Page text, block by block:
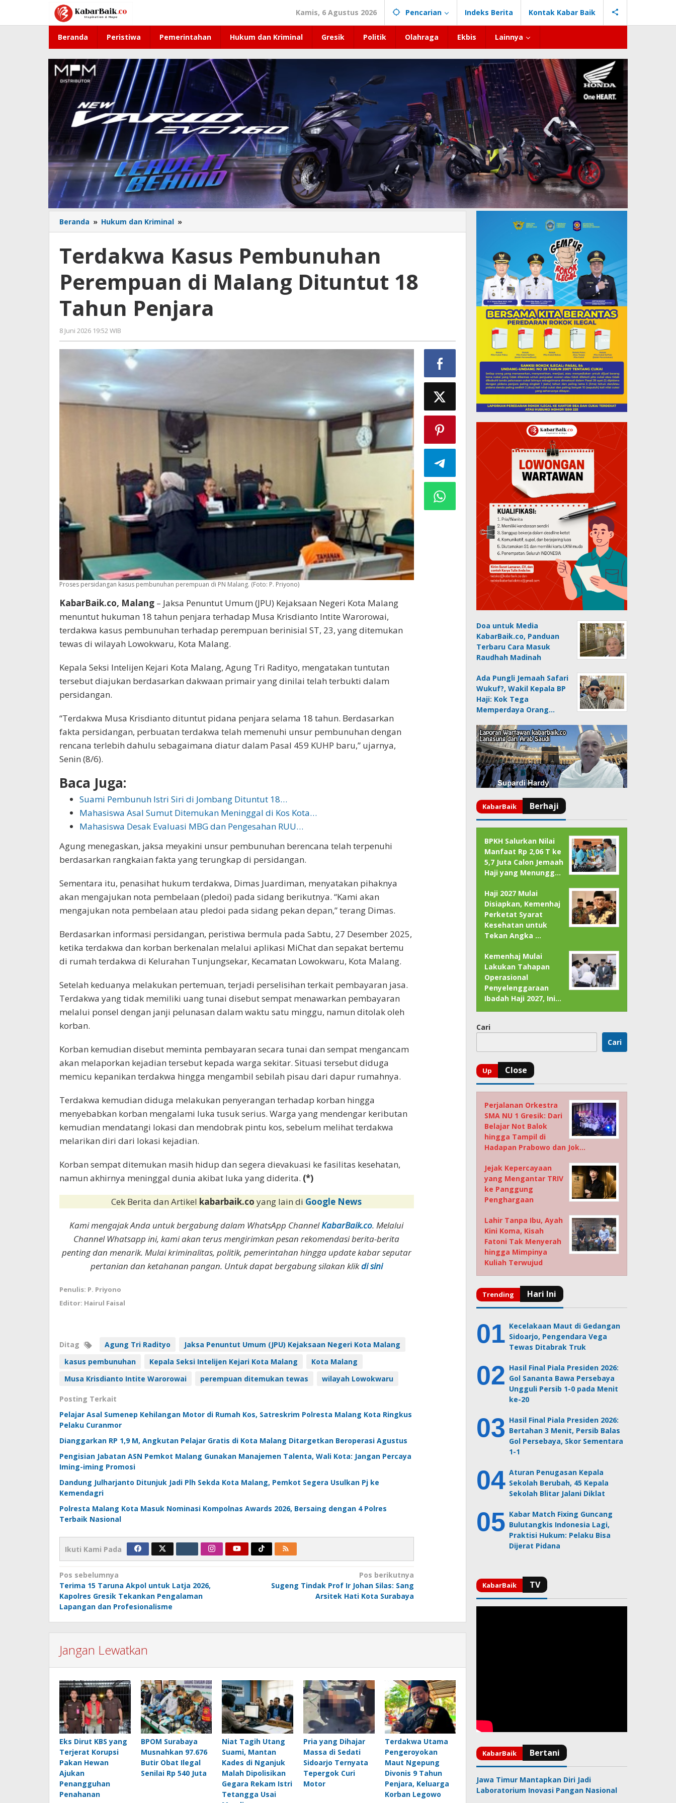
konten
Kamis, 6 Agustus 2026 Pencarian Indeks Berita Kontak Kabar Baik
Beranda Peristiwa Pemerintahan Hukum dan Kriminal Gresik Politik Olahraga Ekbis Lainnya
Beranda » Hukum dan Kriminal »
Kasus
Perempuan
di
Malang
Dituntut
Tahun
Penjara
Terdakwa Kasus Pembunuhan
Perempuan di Malang Dituntut 18
Tahun Penjara
8 Juni 2026 19:52 WIB
Faisal
Proses persidangan kasus pembunuhan perempuan di PN Malang. (Foto: P. Priyono)
KabarBaik.co, Malang – Jaksa Penuntut Umum (JPU) Kejaksaan Negeri Kota Malang
menuntut hukuman 18 tahun penjara terhadap Musa Krisdianto Intite Warorowai,
terdakwa kasus pembunuhan terhadap perempuan berinisial ST, 23, yang ditemukan
tewas di wilayah Lowokwaru, Kota Malang.
Kepala Seksi Intelijen Kejari Kota Malang, Agung Tri Radityo, mengatakan tuntutan
tersebut diajukan berdasarkan dakwaan primair yang dinilai telah terbukti dalam
persidangan.
“Terdakwa Musa Krisdianto dituntut pidana penjara selama 18 tahun. Berdasarkan
fakta persidangan, perbuatan terdakwa telah memenuhi unsur pembunuhan dengan
rencana terlebih dahulu sebagaimana diatur dalam Pasal 459 KUHP baru,” ujarnya,
Senin (8/6).
Baca Juga:
Suami Pembunuh Istri Siri di Jombang Dituntut 18…
Mahasiswa Asal Sumut Ditemukan Meninggal di Kos Kota…
Mahasiswa Desak Evaluasi MBG dan Pengesahan RUU…
Agung menegaskan, jaksa meyakini unsur pembunuhan berencana telah terpenuhi
berdasarkan rangkaian fakta yang terungkap di persidangan.
Sementara itu, penasihat hukum terdakwa, Dimas Juardiman, menyatakan pihaknya
akan mengajukan nota pembelaan (pledoi) pada sidang berikutnya. “Kami akan
mengajukan nota pembelaan atau pledoi pada sidang pekan depan,” terang Dimas.
Berdasarkan informasi persidangan, peristiwa bermula pada Sabtu, 27 Desember 2025,
ketika terdakwa dan korban berkenalan melalui aplikasi MiChat dan sepakat bertemu
di rumah terdakwa di Kelurahan Tunjungsekar, Kecamatan Lowokwaru, Kota Malang.
Setelah keduanya melakukan pertemuan, terjadi perselisihan terkait pembayaran jasa.
Terdakwa yang tidak memiliki uang tunai disebut sempat menawarkan pembayaran
melalui ponsel dengan janji pelunasan dalam waktu satu minggu, namun ditolak oleh
korban.
Korban kemudian disebut meminta pembayaran secara tunai dan sempat mengancam
akan melaporkan kejadian tersebut kepada warga sekitar. Situasi tersebut diduga
memicu kepanikan terdakwa hingga mengambil sebilah pisau dari dapur rumahnya.
Terdakwa kemudian diduga melakukan penyerangan terhadap korban hingga
menyebabkan korban mengalami luka tusuk serius. Warga yang mendengar keributan
kemudian mendatangi lokasi dan mendobrak pintu kos, sebelum melihat terdakwa
melarikan diri dari lokasi kejadian.
Korban sempat ditemukan masih hidup dan segera dievakuasi ke fasilitas kesehatan,
namun akhirnya meninggal dunia akibat luka yang diderita. (*)
Cek Berita dan Artikel kabarbaik.coyang lain di Google News
Kami mengajak Anda untuk bergabung dalam WhatsApp ChannelKabarBaik.co. Melalui
Channel Whatsapp ini, kami akan terus mengirimkan pesan rekomendasi berita-berita
penting dan menarik. Mulai kriminalitas, politik, pemerintahan hingga update kabar seputar
pertanian dan ketahanan pangan. Untuk dapat bergabung silakan klikdi sini
Penulis: P. Priyono
Editor: Hairul Faisal
Ditag Agung Tri Radityo
Jaksa Penuntut Umum (JPU) Kejaksaan Negeri Kota Malang
kasus pembunuhan
Kepala Seksi Intelijen Kejari Kota Malang
Kota Malang
Musa Krisdianto Intite Warorowai
perempuan ditemukan tewas wilayah Lowokwaru
Posting Terkait
Pelajar Asal Sumenep Kehilangan Motor di Rumah Kos, Satreskrim Polresta Malang Kota Ringkus
Pelaku Curanmor
Dianggarkan RP 1,9 M, Angkutan Pelajar Gratis di Kota Malang Ditargetkan Beroperasi Agustus
Pengisian Jabatan ASN Pemkot Malang Gunakan Manajemen Talenta, Wali Kota: Jangan Percaya
Iming-iming Promosi
Dandung Julharjanto Ditunjuk Jadi Plh Sekda Kota Malang, Pemkot Segera Usulkan Pj ke
Kemendagri
Polresta Malang Kota Masuk Nominasi Kompolnas Awards 2026, Bersaing dengan 4 Polres
Terbaik Nasional
Ikuti Kami Pada
Navigasi
pos
Pos sebelumnya
Terima 15 Taruna Akpol untuk Latja 2026,
Kapolres Gresik Tekankan Pengalaman
Lapangan dan Profesionalisme
Pos berikutnya
Sugeng Tindak Prof Ir Johan Silas: Sang
Arsitek Hati Kota Surabaya
Jangan Lewatkan
Eks Dirut KBS yang
Terjerat Korupsi
Pakan Hewan
Ajukan
Penangguhan
Penahanan
BPOM Surabaya
Musnahkan 97.676
Butir Obat Ilegal
Senilai Rp 540 Juta
Niat Tagih Utang
Suami, Mantan
Kades di Nganjuk
Malah Dipolisikan
Gegara Rekam Istri
Tetangga Usai
Pria yang Dihajar
Massa di Sedati
Sidoarjo Ternyata
Tepergok Curi
Motor
Terdakwa Utama
Pengeroyokan
Maut Ngepung
Divonis 9 Tahun
Penjara, Keluarga
Korban Legowo
Doa untuk Media
KabarBaik.co, Panduan
Terbaru Cara Masuk
Raudhah Madinah
Ada Pungli Jemaah Safari
Wukuf?, Wakil Kepala BP
Haji: Kok Tega
Memperdaya Orang…
BPKH Salurkan Nilai
Manfaat Rp 2,06 T ke
5,7 Juta Calon Jemaah
Haji yang Menungg…
Haji 2027 Mulai
Disiapkan, Kemenhaj
Perketat Syarat
Kesehatan untuk
Tekan Angka …
Kemenhaj Mulai
Lakukan Tahapan
Operasional
Penyelenggaraan
Ibadah Haji 2027, Ini…
Cari
Cari
Perjalanan Orkestra
SMA NU 1 Gresik: Dari
Belajar Not Balok
hingga Tampil di
Hadapan Prabowo dan Jok…
Jejak Kepercayaan
yang Mengantar TRIV
ke Panggung
Penghargaan
Lahir Tanpa Ibu, Ayah
Kini Koma, Kisah
Fatoni Tak Menyerah
hingga Mimpinya
Kuliah Terwujud
Kecelakaan Maut di Gedangan
Sidoarjo, Pengendara Vega
Tewas Ditabrak Truk
Hasil Final Piala Presiden 2026:
Gol Sananta Bawa Persebaya
Ungguli Persib 1-0 pada Menit
ke-20
Hasil Final Piala Presiden 2026:
Bertahan 3 Menit, Persib Balas
Gol Persebaya, Skor Sementara
1-1
Aturan Penugasan Kepala
Sekolah Berubah, 45 Kepala
Sekolah Blitar Jalani Diklat
Kabar Match Fixing Guncang
Bulutangkis Indonesia Lagi,
Praktisi Hukum: Pelaku Bisa
Dijerat Pidana
Jawa Timur Mantapkan Diri Jadi
Laboratorium Inovasi Pangan Nasional